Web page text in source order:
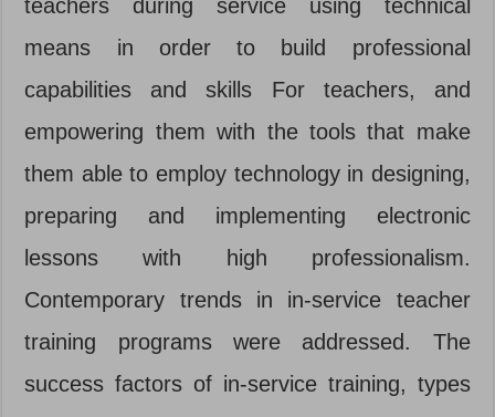
teachers during service using technical
means in order to build professional
capabilities and skills For teachers, and
empowering them with the tools that make
them able to employ technology in designing,
preparing and implementing electronic
lessons with high professionalism.
Contemporary trends in in-service teacher
training programs were addressed. The
success factors of in-service training, types